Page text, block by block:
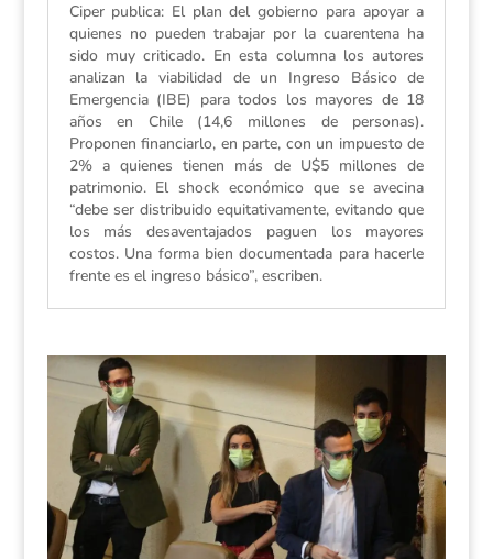
Ciper publica: El plan del gobierno para apoyar a
quienes no pueden trabajar por la cuarentena ha
sido muy criticado. En esta columna los autores
analizan la viabilidad de un Ingreso Básico de
Emergencia (IBE) para todos los mayores de 18
años en Chile (14,6 millones de personas).
Proponen financiarlo, en parte, con un impuesto de
2% a quienes tienen más de U$5 millones de
patrimonio. El shock económico que se avecina
“debe ser distribuido equitativamente, evitando que
los más desaventajados paguen los mayores
costos. Una forma bien documentada para hacerle
frente es el ingreso básico”, escriben.